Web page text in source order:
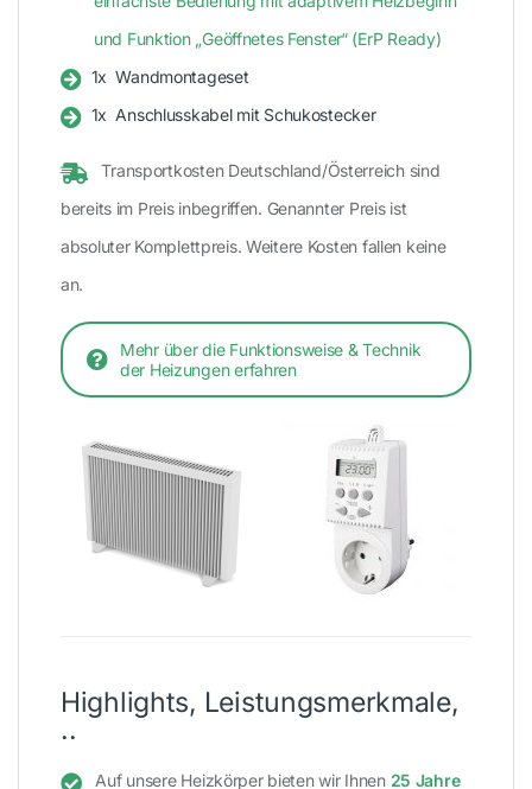
und Funktion „Geöffnetes Fenster“ (ErP Ready)
1x Wandmontageset
1x Anschlusskabel mit Schukostecker
Transportkosten Deutschland/Österreich sind
bereits im Preis inbegriffen. Genannter Preis ist
absoluter Komplettpreis. Weitere Kosten fallen keine
an.
Mehr über die Funktionsweise & Technik
der Heizungen erfahren
Highlights, Leistungsmerkmale,
..
Auf unsere Heizkörper bieten wir Ihnen 25 Jahre